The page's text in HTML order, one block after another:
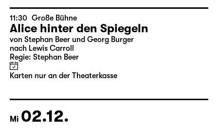
11:30 Große Bühne
Alice hinter den Spiegeln
von Stephan Beer und Georg Burger
nach Lewis Carroll
Regie: Stephan Beer
Karten nur an der Theaterkasse
Mi 02.12.